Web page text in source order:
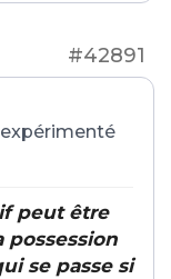
#42891
peut être
possession
se passe si